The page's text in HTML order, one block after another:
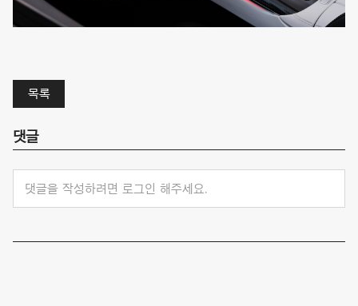
목록
댓글
댓글을 작성하려면 로그인 해주세요.